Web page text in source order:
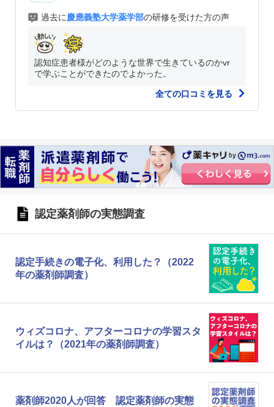
過去に慶應義塾大学薬学部の研修を受けた方の声
認知症患者様がどのような世界で生きているのかvr
で学ぶことができたのでよかった。
全ての口コミを見る
認定薬剤師の実態調査
認定手続きの電子化、利用した？（2022
年の薬剤師調査）
ウィズコロナ、アフターコロナの学習スタ
イルは？（2021年の薬剤師調査）
薬剤師2020人が回答 認定薬剤師の実態